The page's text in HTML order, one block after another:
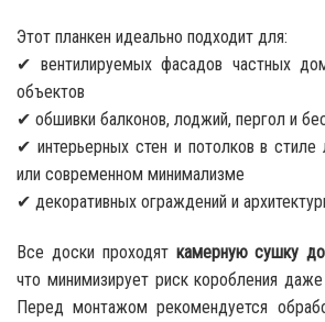
Этот планкен идеально подходит для:
✔ вентилируемых фасадов частных
объектов
✔ обшивки балконов, лоджий, пергол и
✔ интерьерных стен и потолков в стиле
или современном минимализме
✔ декоративных ограждений и
Все доски проходят камерную сушку
что минимизирует риск коробления
Перед монтажом рекомендуется